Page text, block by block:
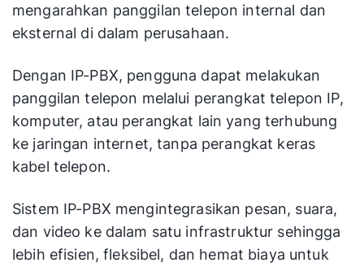
mengarahkan panggilan telepon internal dan
eksternal di dalam perusahaan.
Dengan IP-PBX, pengguna dapat melakukan
panggilan telepon melalui perangkat telepon IP,
komputer, atau perangkat lain yang terhubung
ke jaringan internet, tanpa perangkat keras
kabel telepon.
Sistem IP-PBX mengintegrasikan pesan, suara,
dan video ke dalam satu infrastruktur sehingga
lebih efisien, fleksibel, dan hemat biaya untuk